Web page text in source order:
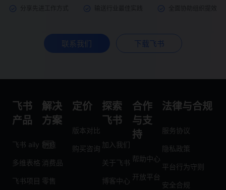
联系我们 下载飞书
飞书
产品
飞书 aily
多维表格
飞书项目
解决
方案
制造
消费品
零售
定价
版本对比
购买咨询
探索
飞书
加入我们
关于飞书
博客中心
合作
与支
持
帮助中心
开放平台
法律与合规
服务协议
隐私政策
平台行为守则
安全合规